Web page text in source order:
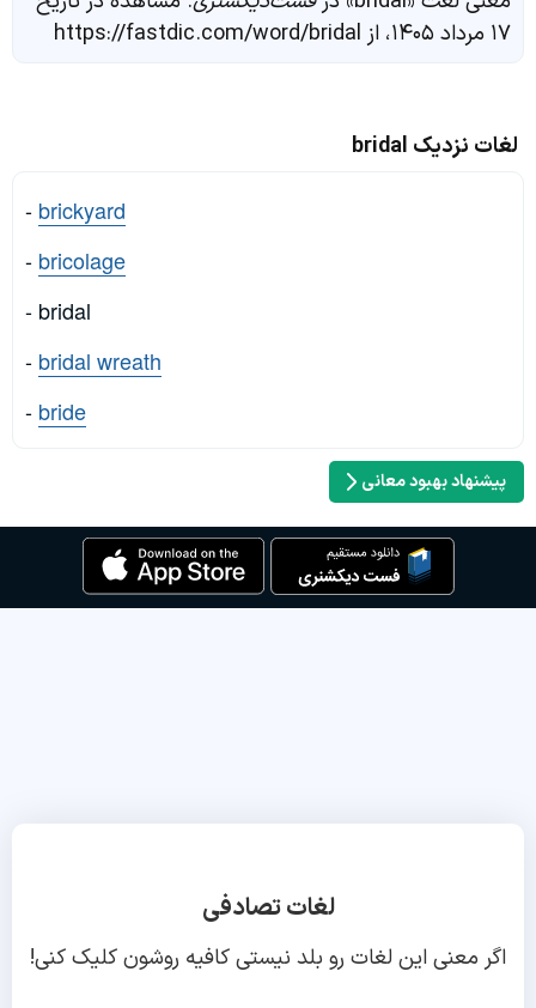
۱۷ مرداد ۱۴۰۵، از https://fastdic.com/word/bridal
لغات نزدیک bridal
- brickyard
- bricolage
- bridal
- bridal wreath
- bride
پیشنهاد بهبود معانی
لغات تصادفی
اگر معنی این لغات رو بلد نیستی کافیه روشون کلیک کنی!